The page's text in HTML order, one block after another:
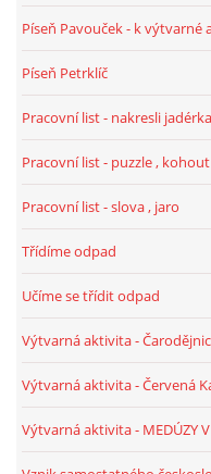
ŠABLONY
DOPORUČUJI
PORTFÓLIO DÍTĚTE
MOTIVAČNÍ CITÁTY PRO
POKUSY
Píseň Pavouček - k výtvarné
Píseň Petrklíč
Pracovní list - nakresli
Pracovní list - puzzle , kohout
Pracovní list - slova , jaro
Třídíme odpad
Učíme se třídit odpad
Výtvarná aktivita -
Výtvarná aktivita - Červená
Výtvarná aktivita - MEDÚZY